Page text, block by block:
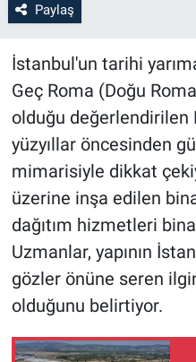
Paylaş
İstanbul'un tarihi
Geç Roma (Doğu
olduğu değerlendirilen
yüzyıllar öncesinden
mimarisiyle dikkat
üzerine inşa edilen
dağıtım hizmetleri
Uzmanlar, yapının
gözler önüne seren
olduğunu belirtiyor.